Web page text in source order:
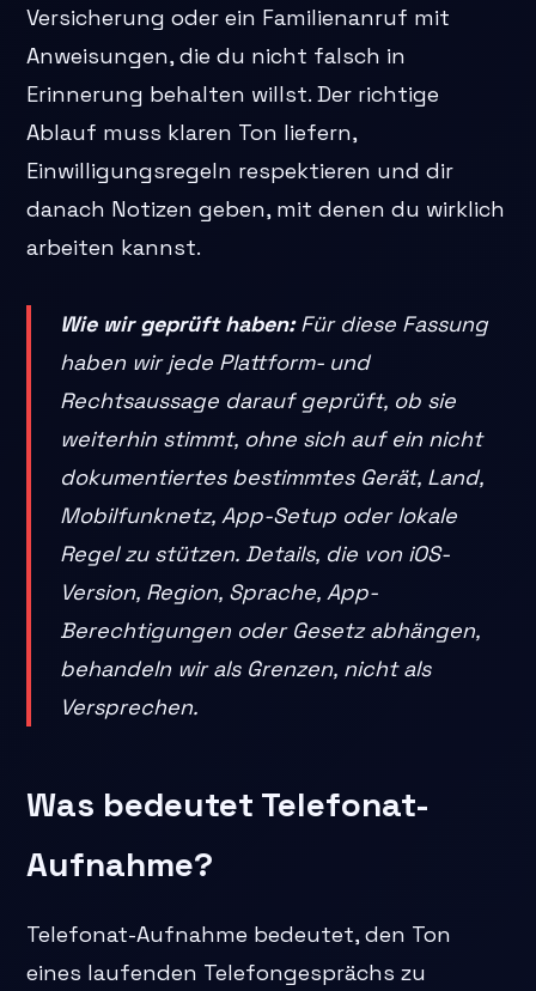
Versicherung oder ein Familienanruf mit
Anweisungen, die du nicht falsch in
Erinnerung behalten willst. Der richtige
Ablauf muss klaren Ton liefern,
Einwilligungsregeln respektieren und dir
danach Notizen geben, mit denen du wirklich
arbeiten kannst.
Wie wir geprüft haben:Für diese Fassung
haben wir jede Plattform- und
Rechtsaussage darauf geprüft, ob sie
weiterhin stimmt, ohne sich auf ein nicht
dokumentiertes bestimmtes Gerät, Land,
Mobilfunknetz, App-Setup oder lokale
Regel zu stützen. Details, die von iOS-
Version, Region, Sprache, App-
Berechtigungen oder Gesetz abhängen,
behandeln wir als Grenzen, nicht als
Versprechen.
Was bedeutet Telefonat-
Aufnahme?
Telefonat-Aufnahme bedeutet, den Ton
eines laufenden Telefongesprächs zu